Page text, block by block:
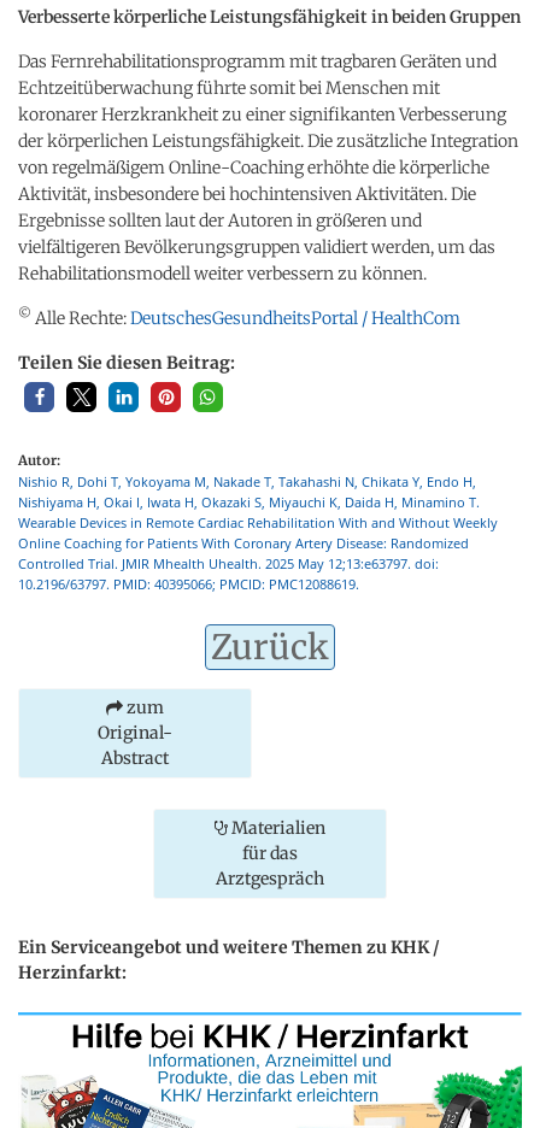
Verbesserte körperliche Leistungsfähigkeit in beiden Gruppen
Das Fernrehabilitationsprogramm mit tragbaren Geräten und
Echtzeitüberwachung führte somit bei Menschen mit
koronarer Herzkrankheit zu einer signifikanten Verbesserung
der körperlichen Leistungsfähigkeit. Die zusätzliche Integration
von regelmäßigem Online-Coaching erhöhte die körperliche
Aktivität, insbesondere bei hochintensiven Aktivitäten. Die
Ergebnisse sollten laut der Autoren in größeren und
vielfältigeren Bevölkerungsgruppen validiert werden, um das
Rehabilitationsmodell weiter verbessern zu können.
© Alle Rechte:DeutschesGesundheitsPortal / HealthCom
Teilen Sie diesen Beitrag:
Autor:
Nishio R, Dohi T, Yokoyama M, Nakade T, Takahashi N, Chikata Y, Endo H,
Nishiyama H, Okai I, Iwata H, Okazaki S, Miyauchi K, Daida H, Minamino T.
Wearable Devices in Remote Cardiac Rehabilitation With and Without Weekly
Online Coaching for Patients With Coronary Artery Disease: Randomized
Controlled Trial. JMIR Mhealth Uhealth. 2025 May 12;13:e63797. doi:
10.2196/63797. PMID: 40395066; PMCID: PMC12088619.
Zurück
zum
Original-
Abstract
Materialien
für das
Arztgespräch
Ein Serviceangebot und weitere Themen zu KHK /
Herzinfarkt: